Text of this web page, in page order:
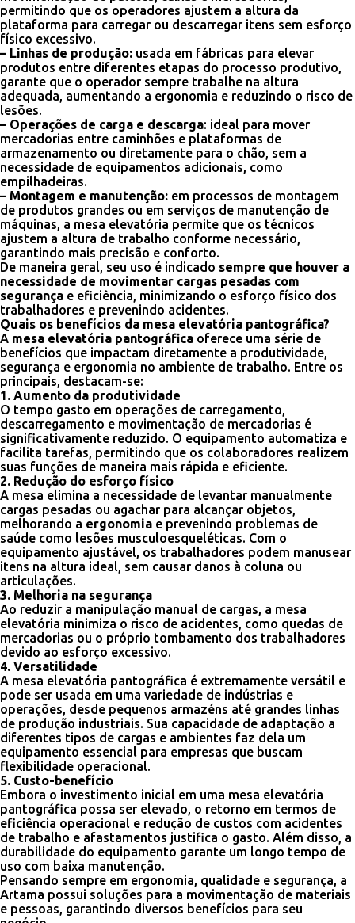
permitindo que os operadores ajustem a altura da
plataforma para carregar ou descarregar itens sem esforço
físico excessivo.
– Linhas de produção: usada em fábricas para elevar
produtos entre diferentes etapas do processo produtivo,
garante que o operador sempre trabalhe na altura
adequada, aumentando a ergonomia e reduzindo o risco de
lesões.
– Operações de carga e descarga: ideal para mover
mercadorias entre caminhões e plataformas de
armazenamento ou diretamente para o chão, sem a
necessidade de equipamentos adicionais, como
empilhadeiras.
– Montagem e manutenção: em processos de montagem
de produtos grandes ou em serviços de manutenção de
máquinas, a mesa elevatória permite que os técnicos
ajustem a altura de trabalho conforme necessário,
garantindo mais precisão e conforto.
De maneira geral, seu uso é indicado sempre que houver a
necessidade de movimentar cargas pesadas com
segurança e eficiência, minimizando o esforço físico dos
trabalhadores e prevenindo acidentes.
Quais os benefícios da mesa elevatória pantográfica?
A mesa elevatória pantográfica oferece uma série de
benefícios que impactam diretamente a produtividade,
segurança e ergonomia no ambiente de trabalho. Entre os
principais, destacam-se:
1. Aumento da produtividade
O tempo gasto em operações de carregamento,
descarregamento e movimentação de mercadorias é
significativamente reduzido. O equipamento automatiza e
facilita tarefas, permitindo que os colaboradores realizem
suas funções de maneira mais rápida e eficiente.
2. Redução do esforço físico
A mesa elimina a necessidade de levantar manualmente
cargas pesadas ou agachar para alcançar objetos,
melhorando a ergonomia e prevenindo problemas de
saúde como lesões musculoesqueléticas. Com o
equipamento ajustável, os trabalhadores podem manusear
itens na altura ideal, sem causar danos à coluna ou
articulações.
3. Melhoria na segurança
Ao reduzir a manipulação manual de cargas, a mesa
elevatória minimiza o risco de acidentes, como quedas de
mercadorias ou o próprio tombamento dos trabalhadores
devido ao esforço excessivo.
4. Versatilidade
A mesa elevatória pantográfica é extremamente versátil e
pode ser usada em uma variedade de indústrias e
operações, desde pequenos armazéns até grandes linhas
de produção industriais. Sua capacidade de adaptação a
diferentes tipos de cargas e ambientes faz dela um
equipamento essencial para empresas que buscam
flexibilidade operacional.
5. Custo-benefício
Embora o investimento inicial em uma mesa elevatória
pantográfica possa ser elevado, o retorno em termos de
eficiência operacional e redução de custos com acidentes
de trabalho e afastamentos justifica o gasto. Além disso, a
durabilidade do equipamento garante um longo tempo de
uso com baixa manutenção.
Pensando sempre em ergonomia, qualidade e segurança, a
Artama possui soluções para a movimentação de materiais
e pessoas, garantindo diversos benefícios para seu